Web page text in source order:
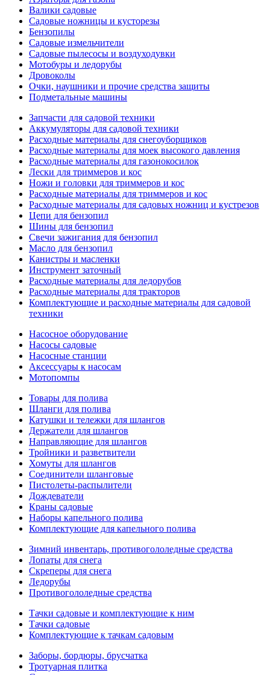
Валики садовые
Садовые ножницы и кусторезы
Бензопилы
Садовые измельчители
Садовые пылесосы и воздуходувки
Мотобуры и ледорубы
Дровоколы
Очки, наушники и прочие средства защиты
Подметальные машины
Запчасти для садовой техники
Аккумуляторы для садовой техники
Расходные материалы для снегоуборщиков
Расходные материалы для моек высокого давления
Расходные материалы для газонокосилок
Лески для триммеров и кос
Ножи и головки для триммеров и кос
Расходные материалы для триммеров и кос
Расходные материалы для садовых ножниц и кустрезов
Цепи для бензопил
Шины для бензопил
Свечи зажигания для бензопил
Масло для бензопил
Канистры и масленки
Инструмент заточный
Расходные материалы для ледорубов
Расходные материалы для тракторов
Комплектующие и расходные материалы для садовой
техники
Насосное оборудование
Насосы садовые
Насосные станции
Аксессуары к насосам
Мотопомпы
Товары для полива
Шланги для полива
Катушки и тележки для шлангов
Держатели для шлангов
Направляющие для шлангов
Тройники и разветвители
Хомуты для шлангов
Соединители шланговые
Пистолеты-распылители
Дождеватели
Краны садовые
Наборы капельного полива
Комплектующие для капельного полива
Зимний инвентарь, противогололедные средства
Лопаты для снега
Скреперы для снега
Ледорубы
Противогололедные средства
Тачки садовые и комплектующие к ним
Тачки садовые
Комплектующие к тачкам садовым
Заборы, бордюры, брусчатка
Тротуарная плитка